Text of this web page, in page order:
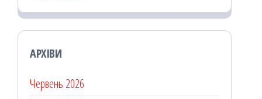
АРХІВИ
Червень 2026